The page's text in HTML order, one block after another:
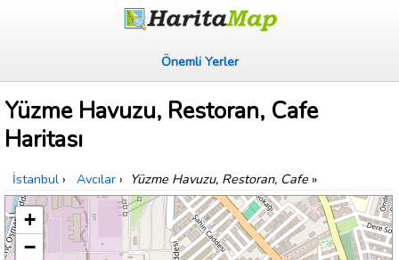
Önemli Yerler
Yüzme Havuzu, Restoran, Cafe
Haritası
İstanbul › Avcılar › Yüzme Havuzu, Restoran, Cafe »
+
−